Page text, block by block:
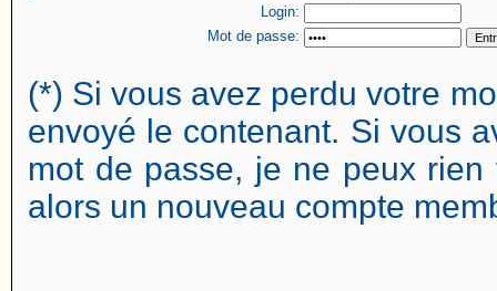
Login:
Mot de passe:
(*) Si vous avez perdu votre
envoyé le contenant. Si vous
mot de passe, je ne peux
alors un nouveau compte